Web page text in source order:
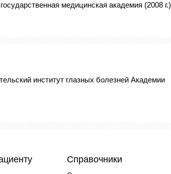
медицинская академия (2008 г.)
институт глазных болезней Академии
Справочники